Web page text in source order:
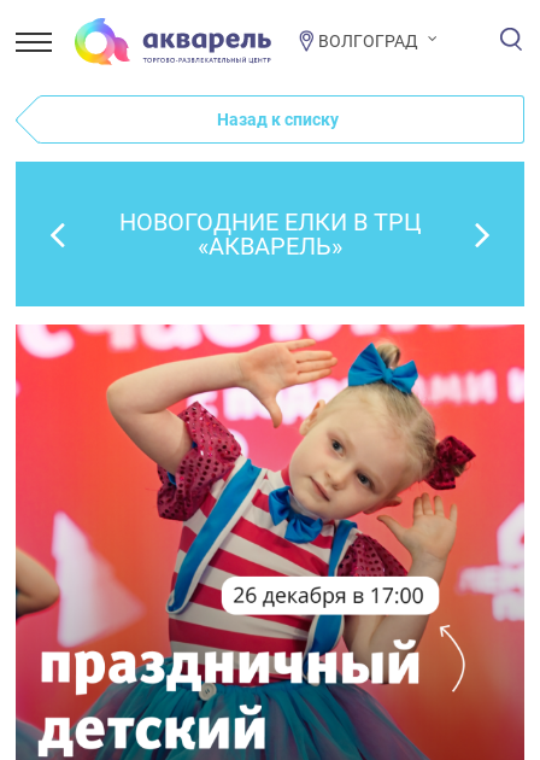
ВОЛГОГРАД
Назад к списку
НОВОГОДНИЕ ЕЛКИ В ТРЦ
«АКВАРЕЛЬ»